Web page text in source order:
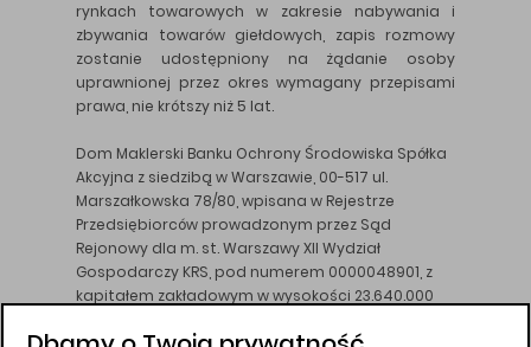
rynkach towarowych w zakresie nabywania i
zbywania towarów giełdowych, zapis rozmowy
zostanie udostępniony na żądanie osoby
uprawnionej przez okres wymagany przepisami
prawa, nie krótszy niż 5 lat.
Dom Maklerski Banku Ochrony Środowiska Spółka
Akcyjna z siedzibą w Warszawie, 00-517 ul.
Marszałkowska 78/80, wpisana w Rejestrze
Przedsiębiorców prowadzonym przez Sąd
Rejonowy dla m. st. Warszawy XII Wydział
Gospodarczy KRS, pod numerem 0000048901, z
kapitałem zakładowym w wysokości 23.640.000